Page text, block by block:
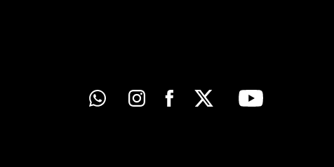
WhatsappInstagramFacebook
X Youtube